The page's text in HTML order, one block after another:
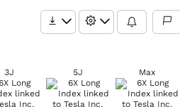
3J 5J Max